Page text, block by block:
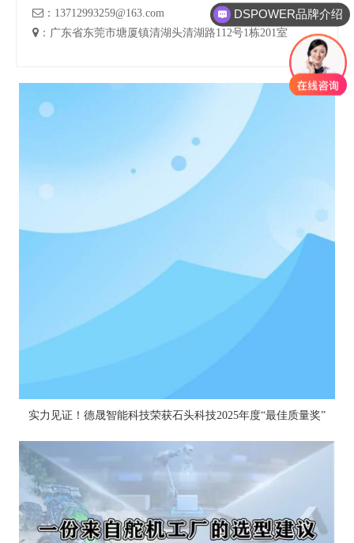
 ：13712993259@163.com
 ：广东省东莞市塘厦镇清湖头清湖路112号1栋201室
实力见证！德晟智能科技荣获石头科技2025年度“最佳质量奖”
DSPOWER品牌介绍